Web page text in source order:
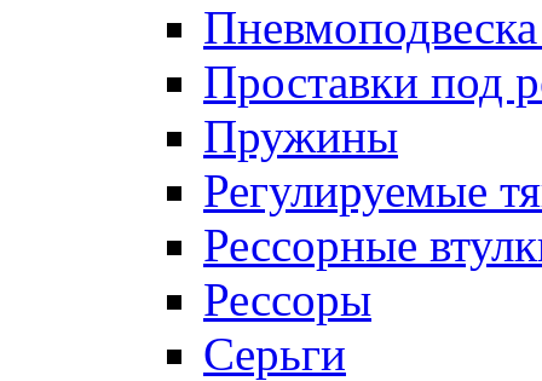
Проставки под
Пружины
Регулируемые
Рессорные
Рессоры
Серьги